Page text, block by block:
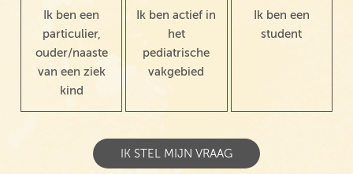
Ik ben een
particulier,
ouder/naaste
van een ziek
kind
Ik ben actief in
het
pediatrische
vakgebied
Ik ben een
student